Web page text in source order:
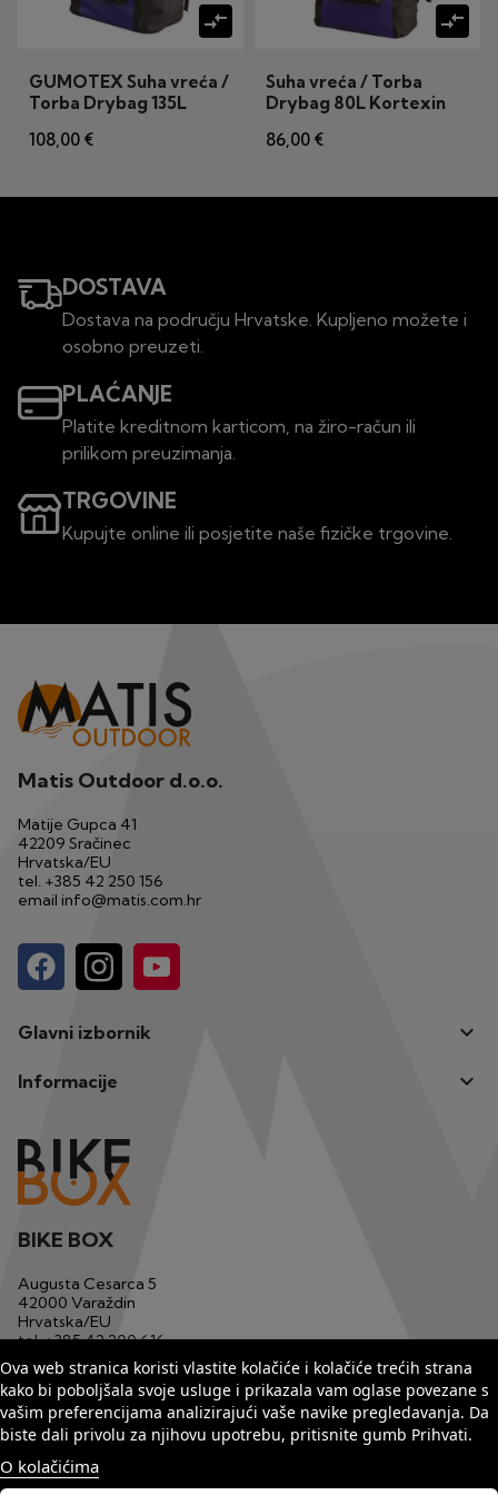
compare_arrows
GUMOTEX Suha vreća /
Torba Drybag 135L
108,00 €
compare_arrows
Suha vreća / Torba
Drybag 80L Kortexin
86,00 €
DOSTAVA
Dostava na području Hrvatske. Kupljeno možete i
osobno preuzeti.
PLAĆANJE
Platite kreditnom karticom, na žiro-račun ili
prilikom preuzimanja.
TRGOVINE
Kupujte online ili posjetite naše fizičke trgovine.
Matis Outdoor d.o.o.
Matije Gupca 41
42209 Sračinec
Hrvatska/EU
tel. +385 42 250 156
email info@matis.com.hr
Glavni izbornik 
Informacije 
Ova web stranica koristi vlastite kolačiće i kolačiće trećih strana
kako bi poboljšala svoje usluge i prikazala vam oglase povezane s
vašim preferencijama analizirajući vaše navike pregledavanja. Da
biste dali privolu za njihovu upotrebu, pritisnite gumb Prihvati.
O kolačićima
BIKE BOX
Augusta Cesarca 5
42000 Varaždin
Hrvatska/EU
tel.+385 42 200 616
mob. +385 91 1233 629
emailbikebox1@matis.com.hr